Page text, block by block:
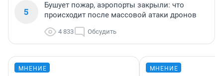
5
Бушует пожар, аэропорты закрыли: что
происходит после массовой атаки дронов
4 833 Обсудить
МНЕНИЕ МНЕНИЕ